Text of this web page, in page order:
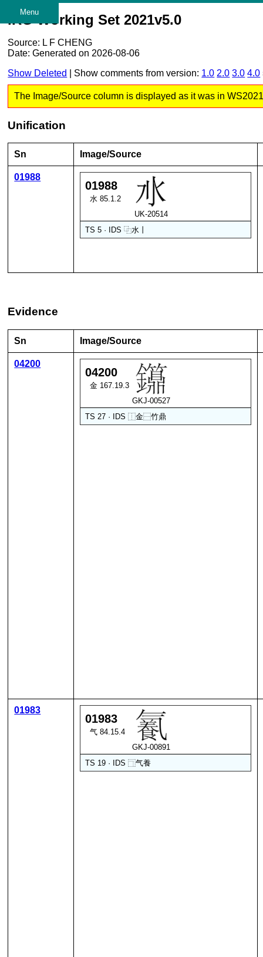
Menu
IRG Working Set 2021v5.0
Source: L F CHENG
Date: Generated on 2026-08-06
Show Deleted
| Show comments from version: 1.0 2.0 3.0 4.0
The Image/Source column is displayed as it was in
Unification
Sn Image/Source
01988
01988
水 85.1.2
UK-20514
TS 5 · IDS⿻水
Evidence
Sn Image/Source
04200
04200
金 167.19.3
GKJ-00527
TS 27 · IDS⿰金⿱竹鼎
01983
01983
气 84.15.4
GKJ-00891
TS 19 · IDS⿹气養